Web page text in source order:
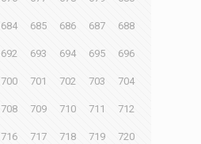
684 685 686 687 688
692 693 694 695 696
700 701 702 703 704
708 709 710 711 712
716 717 718 719 720